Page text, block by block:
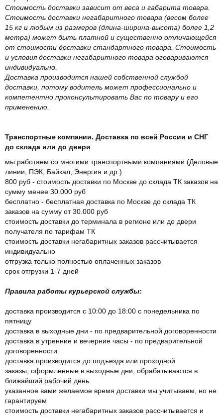
Стоимость доставки зависит от веса и габарита товара.
Стоимость доставки негабаритного товара (весом более
15 кг и любым из размеров (длина-ширина-высота) более 1,2
метра) может быть платной и существенно отличающейся
от стоимости доставки стандартного товара. Стоимость
и условия доставки негабаритного товара оговариваются
индивидуально.
Доставка производится нашей собственной службой
доставки, потому водитель может профессионально и
компетентно проконсультировать Вас по товару и его
применению.
Транспортные компании. Доставка по всей России и СНГ
до склада или до двери
мы работаем со многими транспортными компаниями (Деловые
линии, ПЭК, Байкал, Энергия и др.)
800 руб - стоимость доставки по Москве до склада ТК заказов на
сумму менее 30.000 руб
бесплатно - бесплатная доставка по Москве до склада ТК
заказов на сумму от 30.000 руб
стоимость доставки до терминала в регионе или до двери
получателя по тарифам ТК
стоимость доставки негабаритных заказов рассчитывается
индивидуально
отгрузка только полностью оплаченных заказов
срок отгрузки 1-7 дней
Правила работы курьерской службы:
доставка производится с 10:00 до 18:00 с понедельника по
пятницу
доставка в выходные дни - по предварительной договоренности
доставка в утренние и вечерние часы - по предварительной
договоренности
доставка производится до подъезда или проходной
заказы, оформленные в выходные дни, обрабатываются в
ближайший рабочий день
указанное вами желаемое время доставки мы учитываем, но не
гарантируем
стоимость доставки негабаритных заказов рассчитывается и